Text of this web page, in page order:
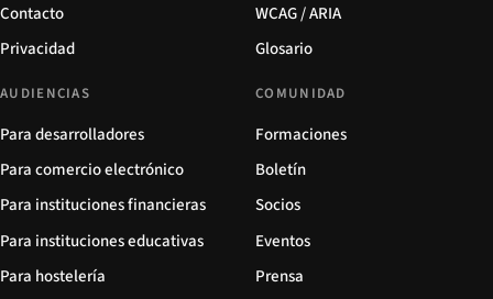
Contacto
Privacidad
WCAG / ARIA
Glosario
AUDIENCIAS
Para desarrolladores
Para comercio electrónico
Para instituciones financieras
Para instituciones educativas
Para hostelería
COMUNIDAD
Formaciones
Boletín
Socios
Eventos
Prensa